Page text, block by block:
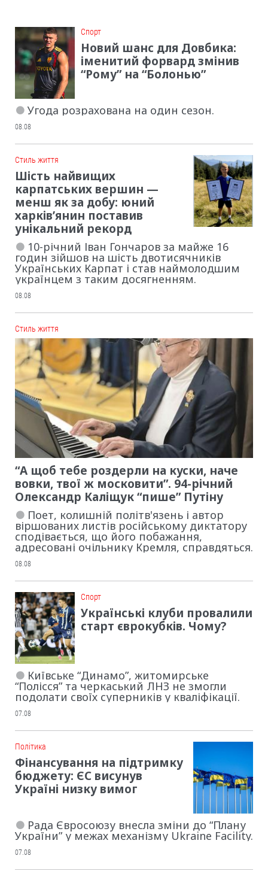
Cпорт
Новий шанс для Довбика:
іменитий форвард змінив
“Рому” на “Болонью”
Угода розрахована на один сезон.
08.08
Cтиль життя
Шість найвищих
карпатських вершин —
менш як за добу: юний
харків’янин поставив
унікальний рекорд
10-річний Іван Гончаров за майже 16
годин зійшов на шість двотисячників
Українських Карпат і став наймолодшим
українцем з таким досягненням.
08.08
Cтиль життя
“А щоб тебе роздерли на куски, наче
вовки, твої ж московити”. 94-річний
Олександр Каліщук “пише” Путіну
Поет, колишній політв'язень і автор
віршованих листів російському диктатору
сподівається, що його побажання,
адресовані очільнику Кремля, справдяться.
08.08
Cпорт
Українські клуби провалили
старт єврокубків. Чому?
Київське “Динамо”, житомирське
“Полісся” та черкаський ЛНЗ не змогли
подолати своїх суперників у кваліфікації.
07.08
Політика
Фінансування на підтримку
бюджету: ЄС висунув
Україні низку вимог
Рада Євросоюзу внесла зміни до “Плану
України” у межах механізму Ukraine Facility.
07.08